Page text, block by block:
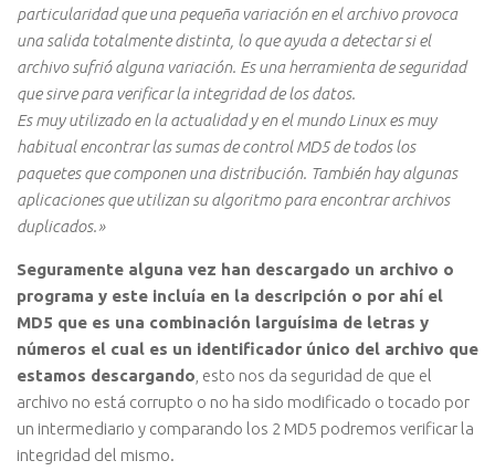
particularidad que una pequeña variación en el archivo provoca
una salida totalmente distinta, lo que ayuda a detectar si el
archivo sufrió alguna variación. Es una herramienta de seguridad
que sirve para verificar la integridad de los datos.
Es muy utilizado en la actualidad y en el mundo Linux es muy
habitual encontrar las sumas de control MD5 de todos los
paquetes que componen una distribución. También hay algunas
aplicaciones que utilizan su algoritmo para encontrar archivos
duplicados.»
Seguramente alguna vez han descargado un archivo o
programa y este incluía en la descripción o por ahí el
MD5 que es una combinación larguísima de letras y
números el cual es un identificador único del archivo que
estamos descargando , esto nos da seguridad de que el
archivo no está corrupto o no ha sido modificado o tocado por
un intermediario y comparando los 2 MD5 podremos verificar la
integridad del mismo.